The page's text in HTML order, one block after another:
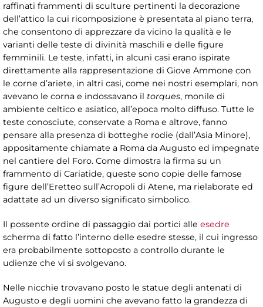
raffinati frammenti di sculture pertinenti la decorazione
dell’attico la cui ricomposizione è presentata al piano terra,
che consentono di apprezzare da vicino la qualità e le
varianti delle teste di divinità maschili e delle figure
femminili. Le teste, infatti, in alcuni casi erano ispirate
direttamente alla rappresentazione di Giove Ammone con
le corne d’ariete, in altri casi, come nei nostri esemplari, non
avevano le corna e indossavano il torques, monile di
ambiente celtico e asiatico, all’epoca molto diffuso. Tutte le
teste conosciute, conservate a Roma e altrove, fanno
pensare alla presenza di botteghe rodie (dall’Asia Minore),
appositamente chiamate a Roma da Augusto ed impegnate
nel cantiere del Foro. Come dimostra la firma su un
frammento di Cariatide, queste sono copie delle famose
figure dell’Eretteo sull’Acropoli di Atene, ma rielaborate ed
adattate ad un diverso significato simbolico.
Il possente ordine di passaggio dai portici alle esedre
scherma di fatto l’interno delle esedre stesse, il cui ingresso
era probabilmente sottoposto a controllo durante le
udienze che vi si svolgevano.
Nelle nicchie trovavano posto le statue degli antenati di
Augusto e degli uomini che avevano fatto la grandezza di